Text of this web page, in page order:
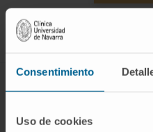
Consentimiento
Uso de cookies
ENFERMEDADES Y
Enfermedades